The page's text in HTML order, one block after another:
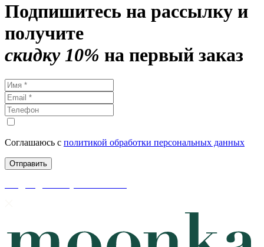
Подпишитесь на рассылку и
получите
скидку 10% на первый заказ
Соглашаюсь с политикой обработки персональных данных